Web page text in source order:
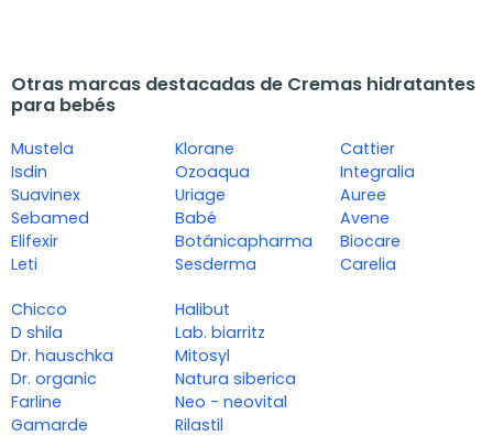
Otras marcas destacadas de Cremas hidratantes
para bebés
Mustela
Isdin
Suavinex
Sebamed
Elifexir
Leti
Klorane
Ozoaqua
Uriage
Babé
Botánicapharma
Sesderma
Cattier
Integralia
Auree
Avene
Biocare
Carelia
Chicco
D shila
Dr. hauschka
Dr. organic
Farline
Gamarde
Halibut
Lab. biarritz
Mitosyl
Natura siberica
Neo - neovital
Rilastil